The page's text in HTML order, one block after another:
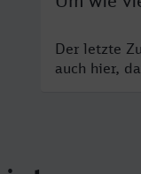
Der letzte
auch hier,